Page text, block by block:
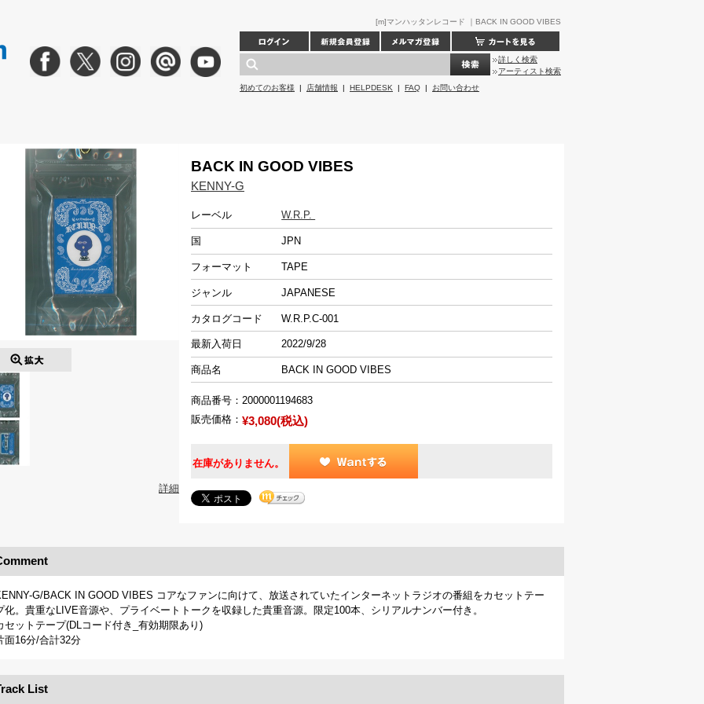
[m]マンハッタンレコード ｜BACK IN GOOD VIBES
詳しく検索
アーティスト検索
初めてのお客様 | 店舗情報 | HELPDESK | FAQ | お問い合わせ
BACK IN GOOD VIBES
KENNY-G
レーベル W.R.P.
国 JPN
フォーマット TAPE
ジャンル JAPANESE
カタログコード W.R.P.C-001
最新入荷日 2022/9/28
商品名 BACK IN GOOD VIBES
商品番号： 2000001194683
販売価格： ¥3,080(税込)
在庫がありません。
詳細
G/BACK IN GOOD VIBES コアなファンに向けて、放送されていたインターネットラジオの番組をカセットテー
化。貴重なLIVE音源や、プライベートトークを収録した貴重音源。限定100本、シリアルナンバー付き。
セットテープ(DLコード付き_有効期限あり)
面16分/合計32分
List